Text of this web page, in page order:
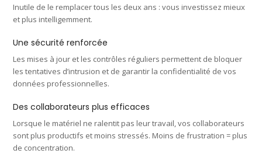
Inutile de le remplacer tous les deux ans : vous investissez mieux
et plus intelligemment.
Une sécurité renforcée
Les mises à jour et les contrôles réguliers permettent de bloquer
les tentatives d’intrusion et de garantir la confidentialité de vos
données professionnelles.
Des collaborateurs plus efficaces
Lorsque le matériel ne ralentit pas leur travail, vos collaborateurs
sont plus productifs et moins stressés. Moins de frustration = plus
de concentration.